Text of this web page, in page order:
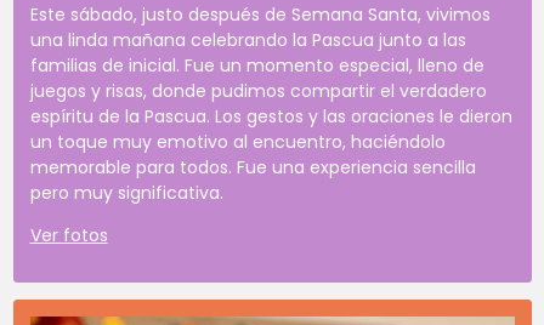
Este sábado, justo después de Semana Santa, vivimos
una linda mañana celebrando la Pascua junto a las
familias de inicial. Fue un momento especial, lleno de
juegos y risas, donde pudimos compartir el verdadero
espíritu de la Pascua. Los gestos y las oraciones le dieron
un toque muy emotivo al encuentro, haciéndolo
memorable para todos. Fue una experiencia sencilla
pero muy significativa.
Ver fotos